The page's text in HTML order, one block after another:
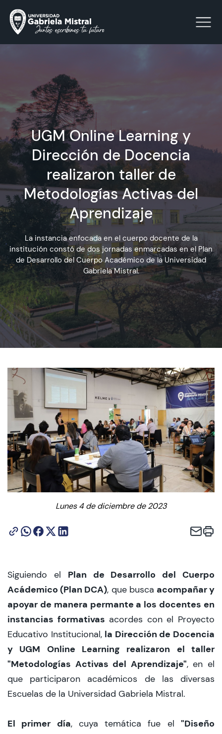
La Universidad
Facultades y Escuelas
Vinculación con el Medio
Investigación
Acreditación
Admisión
Dirección de Desarrollo Estudiantil
Becas y Beneficios
Estudiantes
Alumni
Biblioteca
UGM Online
Language Center
CIEO
Contacto y Horarios
modo claro
UGM Online Learning y
Dirección de Docencia
realizaron taller de
Metodologías Activas del
Aprendizaje
La instancia enfocada en el cuerpo docente de la
institución constó de dos jornadas enmarcadas en el Plan
de Desarrollo del Cuerpo Académico de la Universidad
Gabriela Mistral.
Lunes 4 de diciembre de 2023
Siguiendo el Plan de Desarrollo del Cuerpo
Acádemico (Plan DCA), que busca acompañar y
apoyar de manera permante a los docentes en
instancias formativas acordes con el Proyecto
Educativo Institucional, la Dirección de Docencia
y UGM Online Learning realizaron el taller
"Metodologías Activas del Aprendizaje", en el
que participaron académicos de las diversas
Escuelas de la Universidad Gabriela Mistral.
El primer día, cuya temática fue el"Diseño